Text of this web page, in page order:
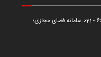
سامانه پیام گیر دفتر مرکزی تهران؛ 66014205 - 021 سامانه فضای مجازی؛